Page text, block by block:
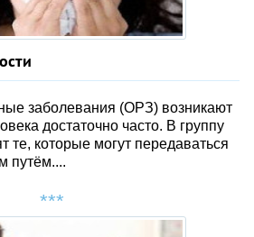
заболевания (ОРЗ) возникают
достаточно часто. В группу
те, которые могут передаваться
путём....